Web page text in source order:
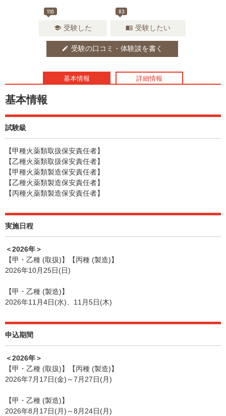
110
school 受験した
83
menu_book 受験したい
edit 受験の口コミ・体験談を書く
基本情報 詳細情報
基本情報
試験級
【甲種火薬類取扱保安責任者】
【乙種火薬類取扱保安責任者】
【甲種火薬類製造保安責任者】
【乙種火薬類製造保安責任者】
【丙種火薬類製造保安責任者】
実施日程
＜2026年＞
【甲・乙種 (取扱)】【丙種 (製造)】
2026年10月25日(日)
【甲・乙種 (製造)】
2026年11月4日(水)、11月5日(木)
申込期間
＜2026年＞
【甲・乙種 (取扱)】【丙種 (製造)】
2026年7月17日(金)～7月27日(月)
【甲・乙種 (製造)】
2026年8月17日(月)～8月24日(月)